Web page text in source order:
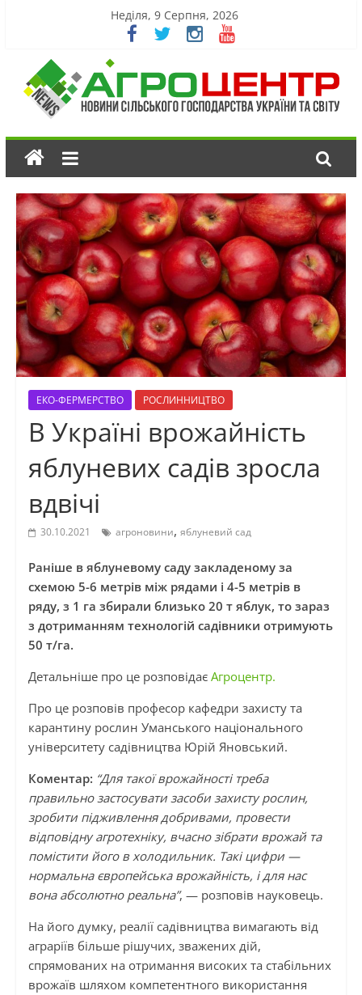
Неділя, 9 Серпня, 2026
ЕКО-ФЕРМЕРСТВО РОСЛИННИЦТВО
В Україні врожайність
яблуневих садів зросла
вдвічі
30.10.2021 агроновини, яблуневий сад
Раніше в яблуневому саду закладеному за
схемою 5-6 метрів між рядами і 4-5 метрів в
ряду, з 1 га збирали близько 20 т яблук, то зараз
з дотриманням технологій садівники отримують
50 т/га.
Детальніше про це розповідає Агроцентр.
Про це розповів професор кафедри захисту та
карантину рослин Уманського національного
університету садівництва Юрій Яновський.
Коментар: “Для такої врожайності треба
правильно застосувати засоби захисту рослин,
зробити підживлення добривами, провести
відповідну агротехніку, вчасно зібрати врожай та
помістити його в холодильник. Такі цифри —
нормальна європейська врожайність, і для нас
вона абсолютно реальна”, — розповів науковець.
На його думку, реалії садівництва вимагають від
аграріїв більше рішучих, зважених дій,
спрямованих на отримання високих та стабільних
врожаїв шляхом компетентного використання